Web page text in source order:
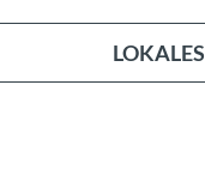
LOKALES